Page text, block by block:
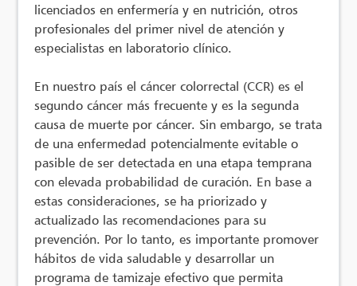
licenciados en enfermería y en nutrición, otros
profesionales del primer nivel de atención y
especialistas en laboratorio clínico.
En nuestro país el cáncer colorrectal (CCR) es el
segundo cáncer más frecuente y es la segunda
causa de muerte por cáncer. Sin embargo, se trata
de una enfermedad potencialmente evitable o
pasible de ser detectada en una etapa temprana
con elevada probabilidad de curación. En base a
estas consideraciones, se ha priorizado y
actualizado las recomendaciones para su
prevención. Por lo tanto, es importante promover
hábitos de vida saludable y desarrollar un
programa de tamizaje efectivo que permita